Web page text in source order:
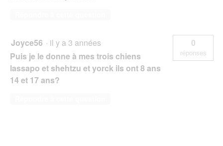
Joyce56 · il y a 3 années
Puis je le donne à mes trois chiens
lassapo et shehtzu et yorck ils ont 8 ans
14 et 17 ans?
0
réponses